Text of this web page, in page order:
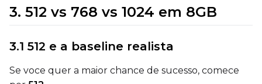
Num Repeats
3. 512 vs 768 vs 1024 em 8GB
3.1 512 e a baseline realista
Se voce quer a maior chance de sucesso, comece